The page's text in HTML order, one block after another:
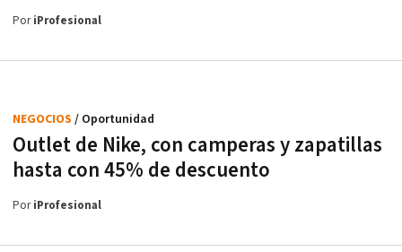
PoriProfesional
Outlet de Nike, con camperas y zapatillas
hasta con 45% de descuento
NEGOCIOS / Oportunidad
PoriProfesional